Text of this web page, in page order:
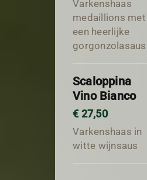
Varkenshaas
medaillions met
een heerlijke
gorgonzolasaus
Scaloppina
Vino Bianco
€ 27,50
Varkenshaas in
witte wijnsaus